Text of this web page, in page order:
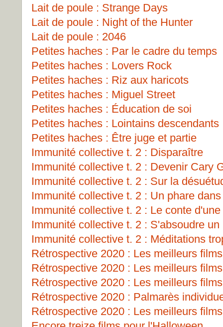
Lait de poule : Strange Days
Lait de poule : Night of the Hunter
Lait de poule : 2046
Petites haches : Par le cadre du temps
Petites haches : Lovers Rock
Petites haches : Riz aux haricots
Petites haches : Miguel Street
Petites haches : Éducation de soi
Petites haches : Lointains descendants
Petites haches : Être juge et partie
Immunité collective t. 2 : Disparaître
Immunité collective t. 2 : Devenir Cary
Immunité collective t. 2 : Sur la
Immunité collective t. 2 : Un phare
Immunité collective t. 2 : Le conte
Immunité collective t. 2 : S'absoudre un
Immunité collective t. 2 : Méditations
Rétrospective 2020 : Les meilleurs
Rétrospective 2020 : Les meilleurs
Rétrospective 2020 : Les meilleurs
Rétrospective 2020 : Palmarès
Rétrospective 2020 : Les meilleurs